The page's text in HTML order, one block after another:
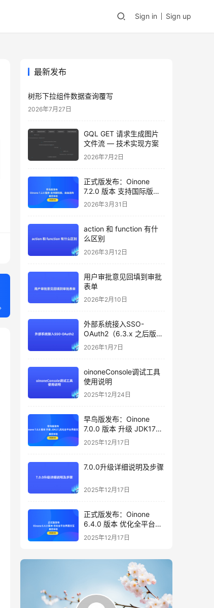
Sign in Sign up
最新发布
树形下拉组件数据查询覆写
2026年7月27日
GQL GET 请求生成图片
文件流 — 技术实现方案
2026年7月2日
正式版发布：Oinone
7.2.0 版本 支持国际版，
自由选购，邀您体验
2026年3月31日
action 和 function 有什
么区别
2026年3月12日
用户审批意见回填到审批
表单
2026年2月10日
外部系统接入SSO-
OAuth2（6.3.x 之后版本
支持）
2026年1月7日
oinoneConsole调试工具
使用说明
2025年12月24日
早鸟版发布：Oinone
7.0.0 版本 升级 JDK17，
优化全平台界面交互，邀
您体验
2025年12月17日
7.0.0升级详细说明及步骤
2025年12月17日
正式版发布：Oinone
6.4.0 版本 优化全平台界
面交互，邀您体验
2025年12月17日